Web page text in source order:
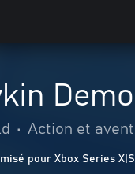
Demo
• Action et
pour Xbox Series X|S